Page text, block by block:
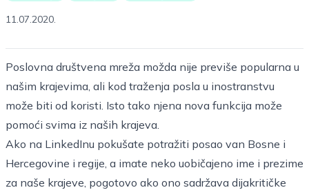
11.07.2020.
Poslovna društvena mreža možda nije previše popularna u
našim krajevima, ali kod traženja posla u inostranstvu
može biti od koristi. Isto tako njena nova funkcija može
pomoći svima iz naših krajeva.
Ako na LinkedInu pokušate potražiti posao van Bosne i
Hercegovine i regije, a imate neko uobičajeno ime i prezime
za naše krajeve, pogotovo ako ono sadržava dijakritičke